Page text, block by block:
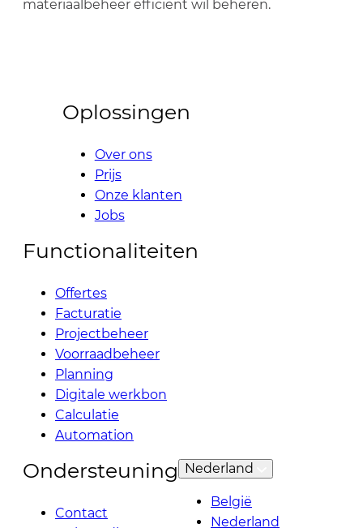
materiaalbeheer efficiënt wil beheren.
Oplossingen
Over ons
Prijs
Onze klanten
Jobs
Functionaliteiten
Offertes
Facturatie
Projectbeheer
Voorraadbeheer
Planning
Digitale werkbon
Calculatie
Automation
Ondersteuning
Contact
Nederland
België
Nederland